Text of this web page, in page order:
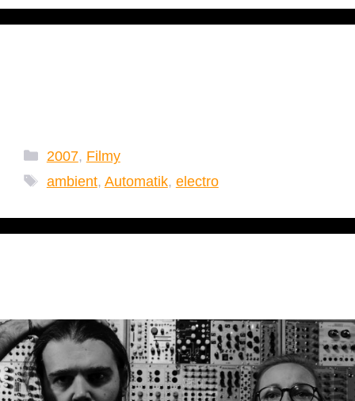
Kategorie
2007, Filmy
Tagi
ambient, Automatik, electro